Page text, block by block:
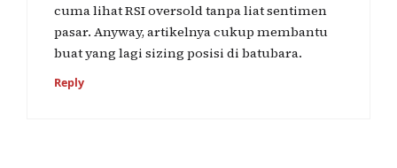
cuma lihat RSI oversold tanpa liat sentimen
pasar. Anyway, artikelnya cukup membantu
buat yang lagi sizing posisi di batubara.
Reply